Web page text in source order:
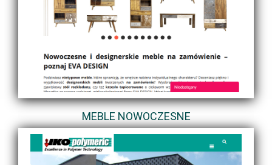
MEBLE NOWOCZESNE